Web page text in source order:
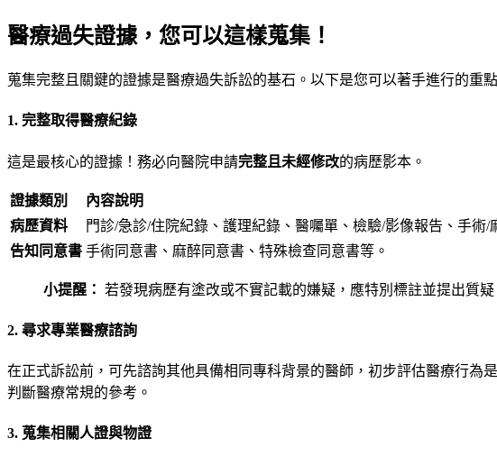
醫療過失證據，您可以這樣蒐集！
蒐集完整且關鍵的證據是醫療過失訴訟的基石。以下是您可以著手進行的重點
1. 完整取得醫療紀錄
這是最核心的證據！務必向醫院申請完整且未經修改的病歷影本。
證據類別 內容說明
病歷資料
門診/急診/住院紀錄、護理紀錄、醫囑單、檢驗/影像報告、手術/
告知同意書 手術同意書、麻醉同意書、特殊檢查同意書等。
小提醒： 若發現病歷有塗改或不實記載的嫌疑，應特別標註並提出質疑
2. 尋求專業醫療諮詢
在正式訴訟前，可先諮詢其他具備相同專科背景的醫師，初步評估醫療行
判斷醫療常規的參考。
3. 蒐集相關人證與物證